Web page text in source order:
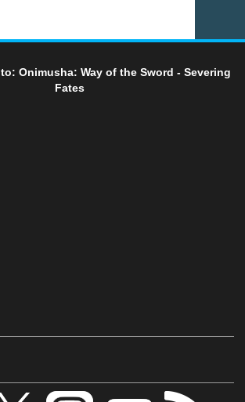
Onimusha: Way of the Sword - Severing
Fates